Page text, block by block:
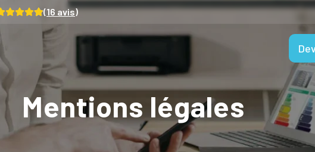
(16 avis)
Mentions légales